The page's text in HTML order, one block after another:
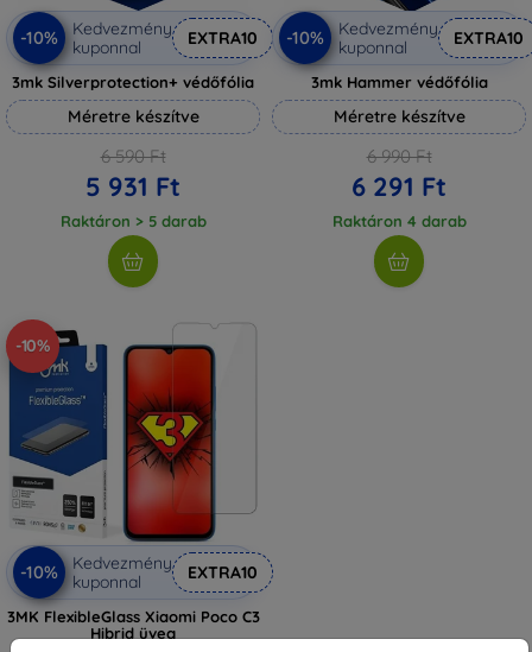
-10%
Kedvezmény
kuponnal
EXTRA10
3mk Silverprotection+ védőfólia
Méretre készítve
6 590 Ft
5 931 Ft
Raktáron > 5 darab
-10%
Kedvezmény
kuponnal
EXTRA10
3mk Hammer védőfólia
Méretre készítve
6 990 Ft
6 291 Ft
Raktáron 4 darab
-10%
-10%
Kedvezmény
kuponnal
EXTRA10
3MK FlexibleGlass Xiaomi Poco C3
Hibrid üveg